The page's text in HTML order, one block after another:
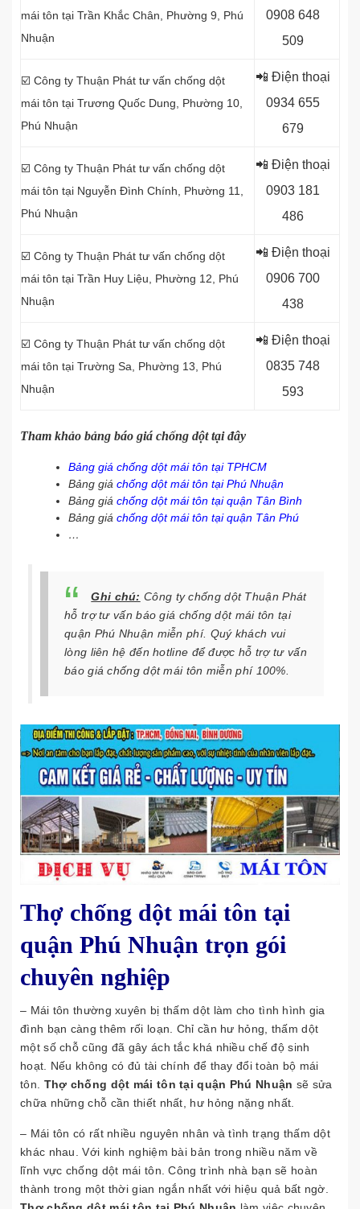
mái tôn tại Trần Khắc Chân, Phường 9, Phú
Nhuận
0908 648
509
☑️ Công ty Thuận Phát tư vấn chống dột
mái tôn tại Trương Quốc Dung, Phường 10,
Phú Nhuận
📲 Điện thoại
0934 655
679
☑️ Công ty Thuận Phát tư vấn chống dột
mái tôn tại Nguyễn Đình Chính, Phường 11,
Phú Nhuận
📲 Điện thoại
0903 181
486
☑️ Công ty Thuận Phát tư vấn chống dột
mái tôn tại Trần Huy Liệu, Phường 12, Phú
Nhuận
📲 Điện thoại
0906 700
438
☑️ Công ty Thuận Phát tư vấn chống dột
mái tôn tại Trường Sa, Phường 13, Phú
Nhuận
📲 Điện thoại
0835 748
593
Tham khảo bảng báo giá chống dột tại đây
Bảng giá chống dột mái tôn tại TPHCM
Bảng giá chống dột mái tôn tại Phú Nhuận
Bảng giá chống dột mái tôn tại quận Tân Bình
Bảng giá chống dột mái tôn tại quận Tân Phú
…
Ghi chú: Công ty chống dột Thuận Phát
hỗ trợ tư vấn báo giá chống dột mái tôn tại
quận Phú Nhuận miễn phí. Quý khách vui
lòng liên hệ đến hotline để được hỗ trợ tư vấn
báo giá chống dột mái tôn miễn phí 100%.
Thợ chống dột mái tôn tại
quận Phú Nhuận trọn gói
chuyên nghiệp
– Mái tôn thường xuyên bị thấm dột làm cho tình hình gia
đình bạn càng thêm rối loạn. Chỉ cần hư hỏng, thấm dột
một số chỗ cũng đã gây ách tắc khá nhiều chế độ sinh
hoạt. Nếu không có đủ tài chính để thay đổi toàn bộ mái
tôn. Thợ chống dột mái tôn tại quận Phú Nhuận sẽ sửa
chữa những chỗ cần thiết nhất, hư hỏng nặng nhất.
– Mái tôn có rất nhiều nguyên nhân và tình trạng thấm dột
khác nhau. Với kinh nghiệm bài bản trong nhiều năm về
lĩnh vực chống dột mái tôn. Công trình nhà bạn sẽ hoàn
thành trong một thời gian ngắn nhất với hiệu quả bất ngờ.